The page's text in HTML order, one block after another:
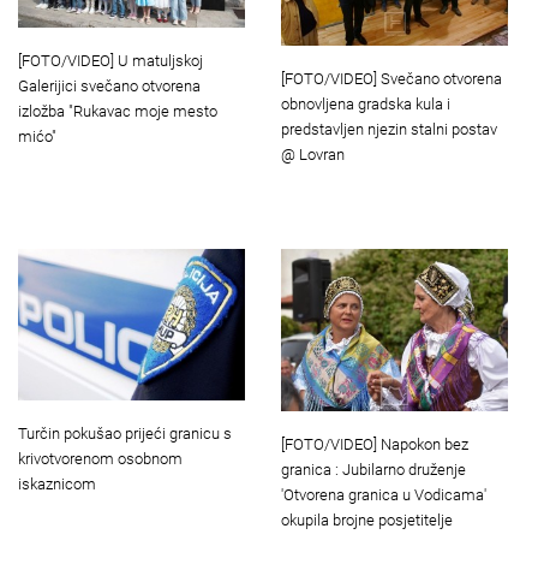
[FOTO/VIDEO] U matuljskoj
Galerijici svečano otvorena
izložba "Rukavac moje mesto
mićo"
[FOTO/VIDEO] Svečano otvorena
obnovljena gradska kula i
predstavljen njezin stalni postav
@ Lovran
Turčin pokušao prijeći granicu s
krivotvorenom osobnom
iskaznicom
[FOTO/VIDEO] Napokon bez
granica : Jubilarno druženje
'Otvorena granica u Vodicama'
okupila brojne posjetitelje